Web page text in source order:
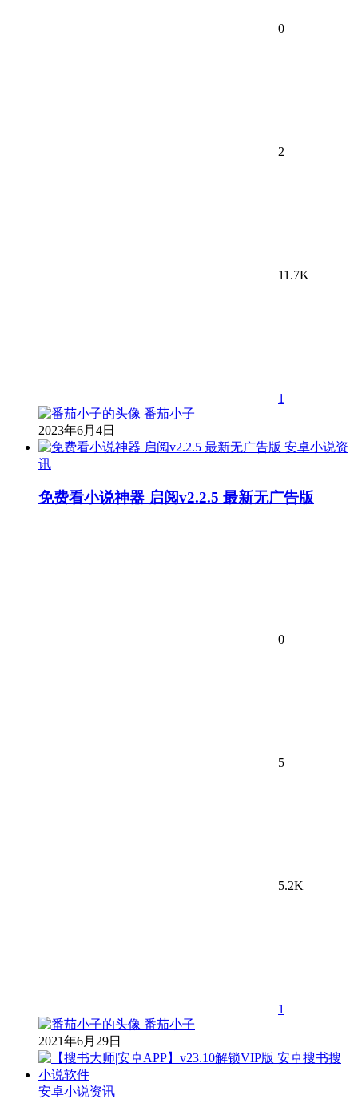
0
2
11.7K
1
番茄小子
2023年6月4日
安卓小说资
讯
免费看小说神器 启阅v2.2.5 最新无广告版
0
5
5.2K
1
番茄小子
2021年6月29日
安卓小说资讯